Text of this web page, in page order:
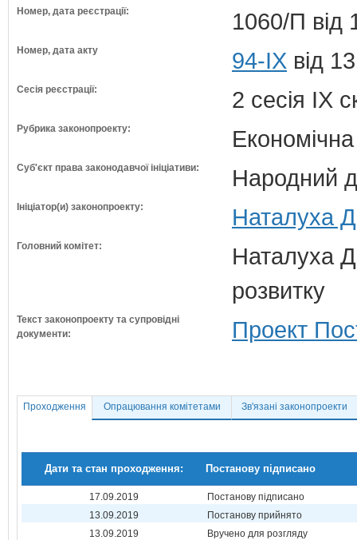
Номер, дата реєстрації: 1060/П від
Номер, дата акту 94-IX від
Сесія реєстрації: 2 сесія IX
Рубрика законопроекту:
Суб'єкт права законодавчої ініціативи: Народний
Ініціатор(и) законопроекту: Наталуха
Головний комітет:
Наталуха
розвитку
Текст законопроекту та супровідні
документи:
Проект
Проходження Опрацювання комітетами Зв'язані законопроекти
Дати та стан проходження: Постанову підписано
17.09.2019
Постанову підписано
13.09.2019
Постанову прийнято
13.09.2019
Вручено для розгляду